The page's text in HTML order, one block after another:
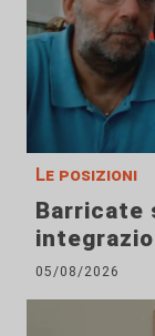
Le posizioni
Barricate
05/08/2026